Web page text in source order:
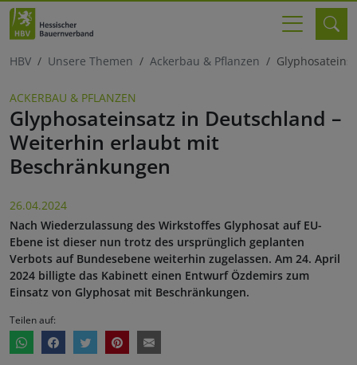
HBV Unsere Themen Ackerbau & Pflanzen
ACKERBAU & PFLANZEN
Glyphosateinsatz in Deutschland –
Weiterhin erlaubt mit
Beschränkungen
26.04.2024
Nach Wiederzulassung des Wirkstoffes Glyphosat auf EU-
Ebene ist dieser nun trotz des ursprünglich geplanten
Verbots auf Bundesebene weiterhin zugelassen. Am 24. April
2024 billigte das Kabinett einen Entwurf Özdemirs zum
Einsatz von Glyphosat mit Beschränkungen.
Teilen auf: